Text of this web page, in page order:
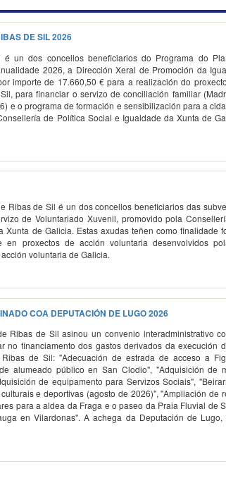
DE SIL 2026
un dos concellos beneficiarios do Programa do
2026, a Dirección Xeral de Promoción da
importe de 17.660,50 € para a realización do
para financiar o servizo de conciliación familiar
e o programa de formación e sensibilización para a
de Política Social e Igualdade da Xunta de
Ribas de Sil é un dos concellos beneficiarios das
de Voluntariado Xuvenil, promovido pola
Xunta de Galicia. Estas axudas teñen como finalidade
en proxectos de acción voluntaria desenvolvidos
voluntaria de Galicia.
COA DEPUTACIÓN DE LUGO 2026
Ribas de Sil asinou un convenio interadministrativo
no financiamento dos gastos derivados da execución
de Sil: "Adecuación de estrada de acceso a
alumeado público en San Clodio", "Adquisición de
de equipamento para Servizos Sociais",
e deportivas (agosto de 2026)", "Ampliación de
para a aldea da Fraga e o paseo da Praia Fluvial de
en Vilardonas". A achega da Deputación de Lugo,